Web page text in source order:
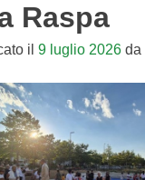
Raspa
il 9 luglio 2026da